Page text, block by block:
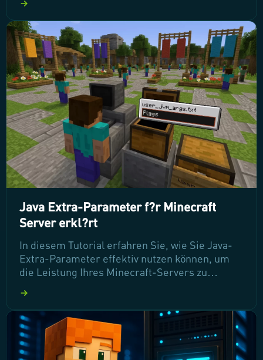
individueller Flags kannst du das Spielerlebnis
verbessern und den Server an deine speziellen
Bedürfnisse anpassen. Lass uns gemeinsam
die Schritte durchgehen, um deinen Server auf
das nächste Level zu bringen!
Java Extra-Parameter f?r Minecraft
Server erkl?rt
In diesem Tutorial erfahren Sie, wie Sie Java-
Extra-Parameter effektiv nutzen können, um
die Leistung Ihres Minecraft-Servers zu
Argumente und deren Auswirkungen auf die
Serverstabilität, damit Sie ein reibungsloses
Spielerlebnis für Ihre Nutzer gewährleisten
können. Lassen Sie uns eintauchen und das
Potenzial Ihres Servers maximieren!